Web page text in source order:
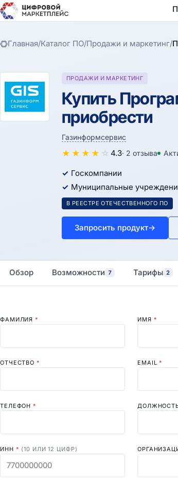
Главная/Каталог ПО/Продажи и маркетинг/
ПРОДАЖИ И МАРКЕТИНГ
Купить
приобрести
Газинформсервис
★ ★ ★ ★ ☆ 4.3· 2 отзыва
Госкомпании
Муниципальные
В РЕЕСТРЕ ОТЕЧЕСТВЕННОГО ПО
Запросить продукт→
Обзор Возможности 7 Тарифы 2
ФАМИЛИЯ* ИМЯ *
ОТЧЕСТВО * EMAIL*
ТЕЛЕФОН*
ИНН * (10 ИЛИ 12 ЦИФР)